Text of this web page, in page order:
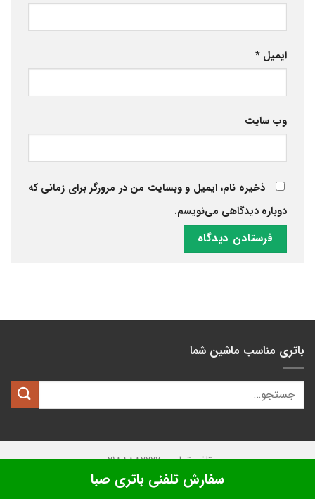
ایمیل *
وب‌ سایت
ذخیره نام، ایمیل و وبسایت من در مرورگر برای زمانی که
دوباره دیدگاهی می‌نویسم.
باتری مناسب ماشین شما
تلفن تماس: 02188882222
تمامی حقوق این وبسایت متعلق بهکیان باتری
سفارش تلفنی باتری صبا